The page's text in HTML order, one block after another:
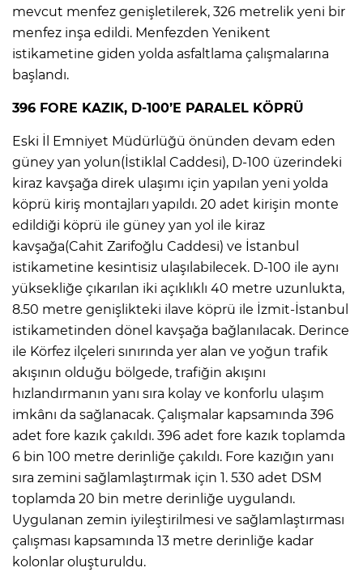
mevcut menfez genişletilerek, 326 metrelik yeni bir
menfez inşa edildi. Menfezden Yenikent
istikametine giden yolda asfaltlama çalışmalarına
başlandı.
396 FORE KAZIK, D-100’E PARALEL KÖPRÜ
Eski İl Emniyet Müdürlüğü önünden devam eden
güney yan yolun(İstiklal Caddesi), D-100 üzerindeki
kiraz kavşağa direk ulaşımı için yapılan yeni yolda
köprü kiriş montajları yapıldı. 20 adet kirişin monte
edildiği köprü ile güney yan yol ile kiraz
kavşağa(Cahit Zarifoğlu Caddesi) ve İstanbul
istikametine kesintisiz ulaşılabilecek. D-100 ile aynı
yüksekliğe çıkarılan iki açıklıklı 40 metre uzunlukta,
8.50 metre genişlikteki ilave köprü ile İzmit-İstanbul
istikametinden dönel kavşağa bağlanılacak. Derince
ile Körfez ilçeleri sınırında yer alan ve yoğun trafik
akışının olduğu bölgede, trafiğin akışını
hızlandırmanın yanı sıra kolay ve konforlu ulaşım
imkânı da sağlanacak. Çalışmalar kapsamında 396
adet fore kazık çakıldı. 396 adet fore kazık toplamda
6 bin 100 metre derinliğe çakıldı. Fore kazığın yanı
sıra zemini sağlamlaştırmak için 1. 530 adet DSM
toplamda 20 bin metre derinliğe uygulandı.
Uygulanan zemin iyileştirilmesi ve sağlamlaştırması
çalışması kapsamında 13 metre derinliğe kadar
kolonlar oluşturuldu.